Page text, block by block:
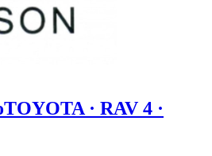
TOYOTA · RAV 4 ·